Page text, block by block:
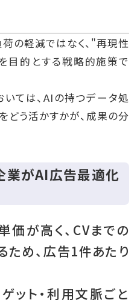
の軽減ではなく、"再現性
目的とする戦略的施策で
ては、AIの持つデータ処
う活かすかが、成果の分
業がAI広告最適化
価が高く、CVまでの
ため、広告1件あたり
ット・利用文脈ごと